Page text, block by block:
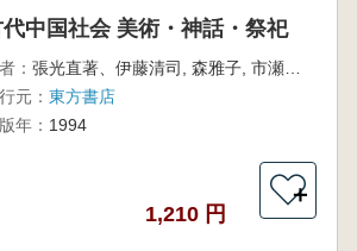
中国社会 美術・神話・祭祀
：
張光直著、伊藤清司, 森雅子, 市瀬智紀訳
元： 東方書店
年： 1994
1,210 円
＋